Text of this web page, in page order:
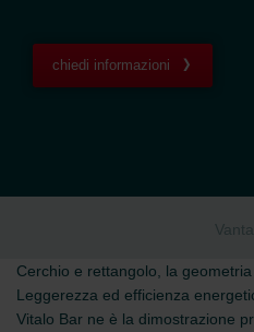
chiedi informazioni
Cerchio e rettangolo, la
Leggerezza ed efficienza
Vitalo Bar ne è la dimostrazione